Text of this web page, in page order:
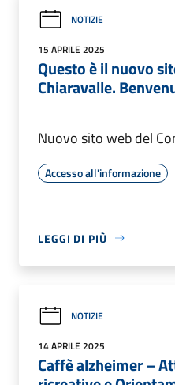
NOTIZIE
15 APRILE 2025
Questo è il nuovo
Chiaravalle.
Nuovo sito web del
Accesso all'informazione
LEGGI DI PIÙ
NOTIZIE
14 APRILE 2025
Caffè alzheimer –